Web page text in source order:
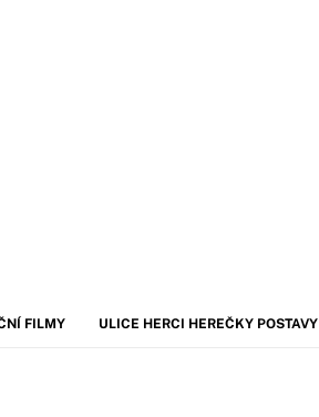
FILMY ULICE HERCI HEREČKY POSTAVY